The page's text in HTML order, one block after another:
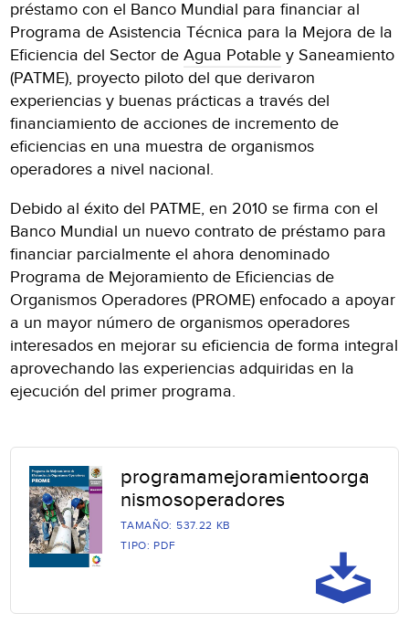
préstamo con el Banco Mundial para financiar al
Programa de Asistencia Técnica para la Mejora de la
Eficiencia del Sector deAgua Potable y Saneamiento
(PATME), proyecto piloto del que derivaron
experiencias y buenas prácticas a través del
financiamiento de acciones de incremento de
eficiencias en una muestra de organismos
operadores a nivel nacional.
Debido al éxito del PATME, en 2010 se firma con el
Banco Mundial un nuevo contrato de préstamo para
financiar parcialmente el ahora denominado
Programa de Mejoramiento de Eficiencias de
Organismos Operadores (PROME) enfocado a apoyar
a un mayor número de organismos operadores
interesados en mejorar su eficiencia de forma integral
aprovechando las experiencias adquiridas en la
ejecución del primer programa.
programamejoramientoorga
nismosoperadores
TAMAÑO: 537.22 KB
TIPO: PDF